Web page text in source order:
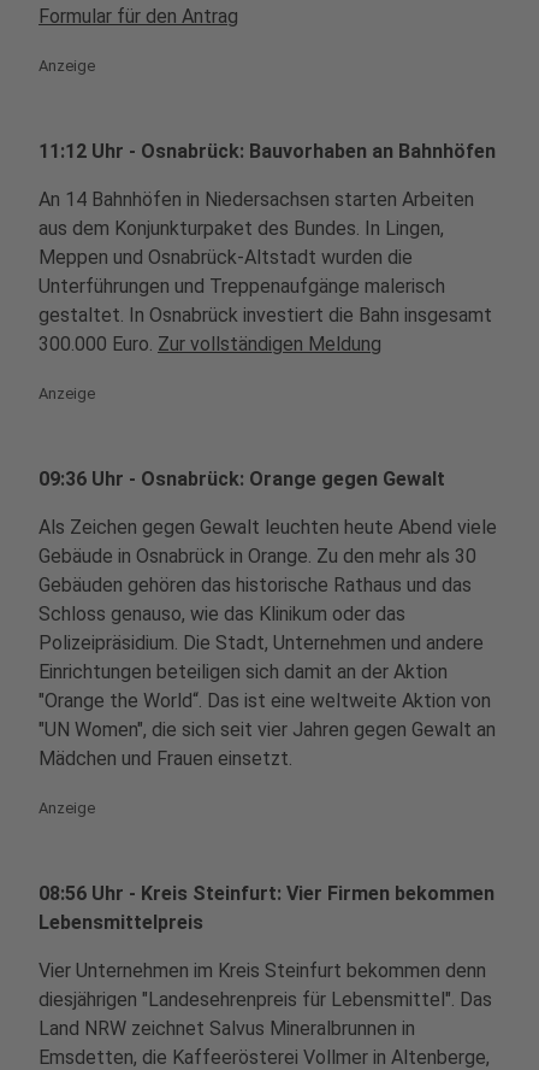
Formular für den Antrag
Anzeige
11:12 Uhr - Osnabrück: Bauvorhaben an Bahnhöfen
An 14 Bahnhöfen in Niedersachsen starten Arbeiten
aus dem Konjunkturpaket des Bundes. In Lingen,
Meppen und Osnabrück-Altstadt wurden die
Unterführungen und Treppenaufgänge malerisch
gestaltet. In Osnabrück investiert die Bahn insgesamt
300.000 Euro. Zur vollständigen Meldung
Anzeige
09:36 Uhr - Osnabrück: Orange gegen Gewalt
Als Zeichen gegen Gewalt leuchten heute Abend viele
Gebäude in Osnabrück in Orange. Zu den mehr als 30
Gebäuden gehören das historische Rathaus und das
Schloss genauso, wie das Klinikum oder das
Polizeipräsidium. Die Stadt, Unternehmen und andere
Einrichtungen beteiligen sich damit an der Aktion
"Orange the World“. Das ist eine weltweite Aktion von
"UN Women", die sich seit vier Jahren gegen Gewalt an
Mädchen und Frauen einsetzt.
Anzeige
08:56 Uhr - Kreis Steinfurt: Vier Firmen bekommen
Lebensmittelpreis
Vier Unternehmen im Kreis Steinfurt bekommen denn
diesjährigen "Landesehrenpreis für Lebensmittel". Das
Land NRW zeichnet Salvus Mineralbrunnen in
Emsdetten, die Kaffeerösterei Vollmer in Altenberge,